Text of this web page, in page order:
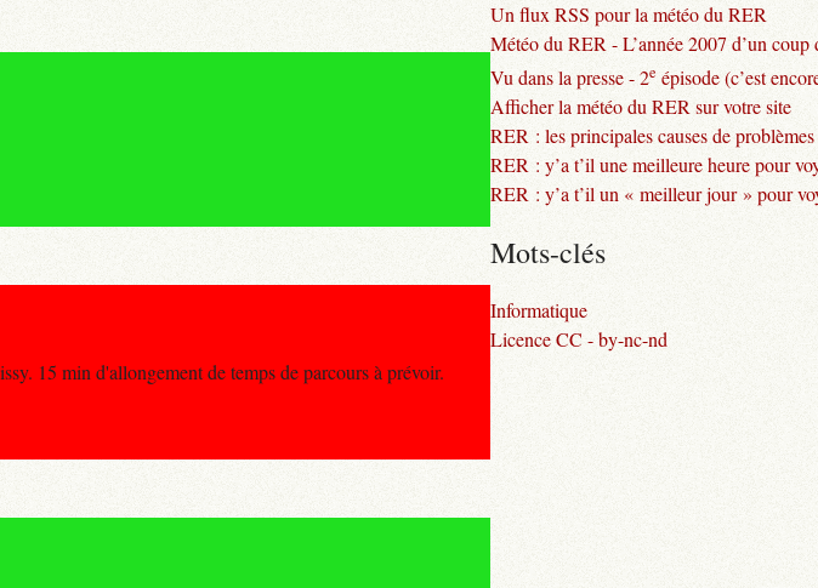
15 min d'allongement de temps de parcours à prévoir.
Un flux RSS pour la météo du RER
Météo du RER - L’année 2007 d’un coup
Vu dans la presse - 2e épisode (c’est
Afficher la météo du RER sur votre site
RER : les principales causes de problèmes
RER : y’a t’il une meilleure heure pour
RER : y’a t’il un « meilleur jour » pour
Mots-clés
Informatique
Licence CC - by-nc-nd